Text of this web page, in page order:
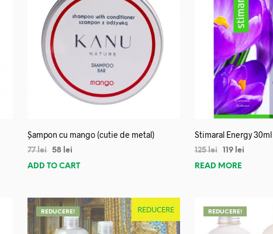
Șampon cu mango (cutie de metal)
77lei 58 lei
ADD TO CART
Stimaral Energy 30ml
125lei 119 lei
READ MORE
REDUCERE
REDUCERE! REDUCERE!